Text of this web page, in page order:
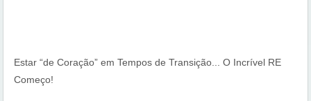
Estar “de Coração” em Tempos de Transição... O Incrível RE
Começo!